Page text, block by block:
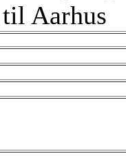
Aarhus